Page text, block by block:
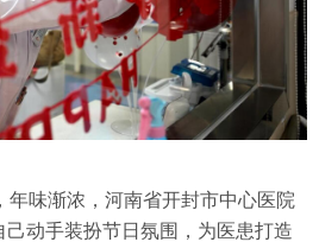
年味渐浓，河南省开封市中心医院
动手装扮节日氛围，为医患打造